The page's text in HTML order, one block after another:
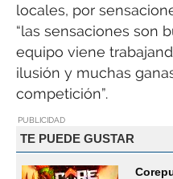
locales, por
“las sensaciones son
equipo viene
ilusión y muchas
competición”.
PUBLICIDAD
TE PUEDE GUSTAR